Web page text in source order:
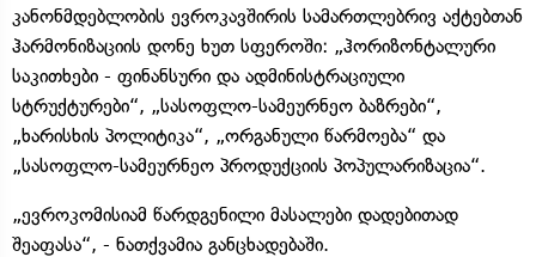
კანონმდებლობის ევროკავშირის სამართლებრივ აქტებთან
ჰარმონიზაციის დონე ხუთ სფეროში: „ჰორიზონტალური
საკითხები - ფინანსური და ადმინისტრაციული
სტრუქტურები“, „სასოფლო-სამეურნეო ბაზრები“,
„ხარისხის პოლიტიკა“, „ორგანული წარმოება“ და
„სასოფლო-სამეურნეო პროდუქციის პოპულარიზაცია“.
„ევროკომისიამ წარდგენილი მასალები დადებითად
შეაფასა“, - ნათქვამია განცხადებაში.